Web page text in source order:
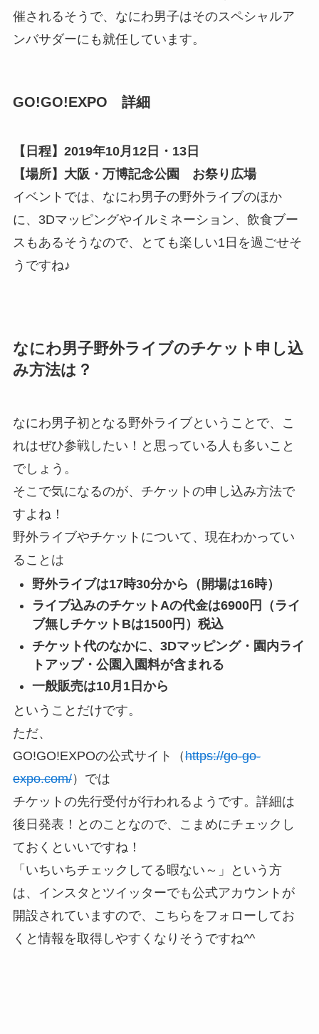
催されるそうで、なにわ男子はそのスペシャルア
ンバサダーにも就任しています。
GO!GO!EXPO 詳細
【日程】2019年10月12日・13日
【場所】大阪・万博記念公園 お祭り広場
イベントでは、なにわ男子の野外ライブのほか
に、3Dマッピングやイルミネーション、飲食ブー
スもあるそうなので、とても楽しい1日を過ごせそ
うですね♪
なにわ男子野外ライブのチケット申し込
み方法は？
なにわ男子初となる野外ライブということで、こ
れはぜひ参戦したい！と思っている人も多いこと
でしょう。
そこで気になるのが、チケットの申し込み方法で
すよね！
野外ライブやチケットについて、現在わかってい
ることは
野外ライブは17時30分から（開場は16時）
ライブ込みのチケットAの代金は6900円（ライ
ブ無しチケットBは1500円）税込
チケット代のなかに、3Dマッピング・園内ライ
トアップ・公園入園料が含まれる
一般販売は10月1日から
ということだけです。
ただ、
GO!GO!EXPOの公式サイト（https://go-go-
expo.com/）では
チケットの先行受付が行われる ようです。詳細は
後日発表！とのことなので、こまめにチェックし
ておくといいですね！
「いちいちチェックしてる暇ない～」という方
は、インスタとツイッターでも公式アカウントが
開設されていますので、こちらをフォローしてお
くと情報を取得しやすくなりそうですね^^